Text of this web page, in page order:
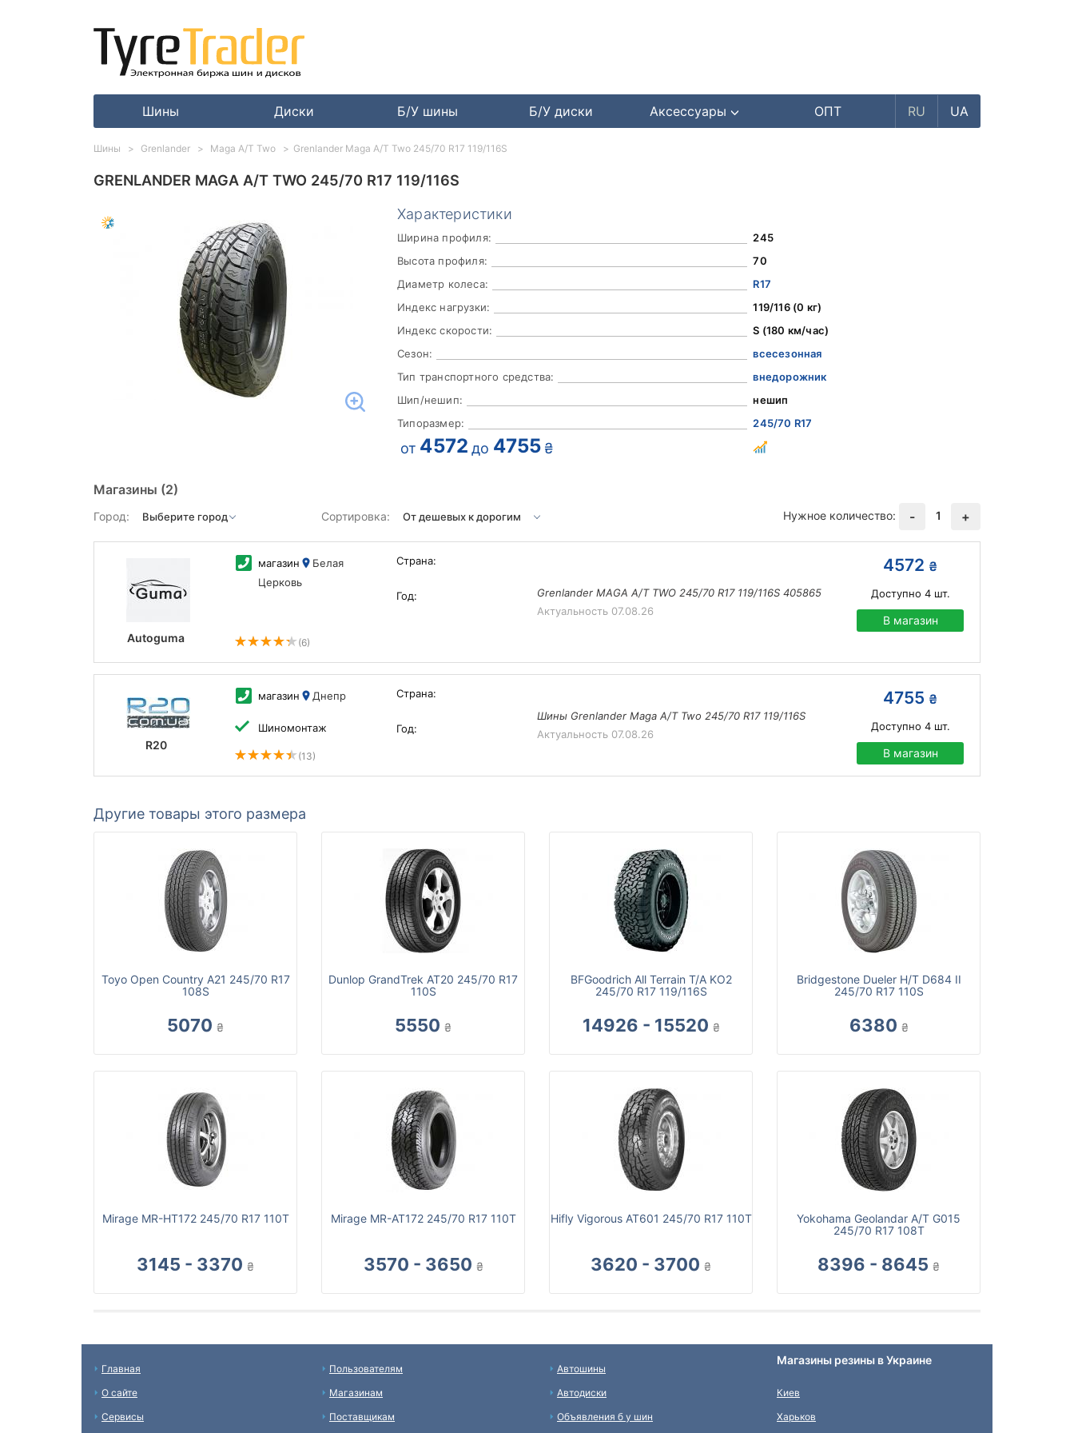
Шины Диски Б/У шины Б/У диски Аксессуары ОПТ RU UA
GRENLANDER MAGA A/T TWO 245/70 R17 119/116S
Характеристики
Ширина профиля:
245
Высота профиля:
70
Диаметр колеса:
R17
Индекс нагрузки:
119/116 (0 кг)
Индекс скорости:
S (180 км/час)
Сезон:
всесезонная
Тип транспортного средства:
внедорожник
Шип/нешип:
нешип
Типоразмер:
245/70 R17
от 4572 до 4755 ₴
Магазины (2)
Город: Сортировка: Нужное количество: - 1 +
Autoguma
магазин
Белая
Церковь
(6)
Страна:
Год:
Grenlander MAGA A/T TWO 245/70 R17 119/116S 405865
Актуальность 07.08.26
4572 ₴
Доступно 4шт.
В магазин
R20
магазин Днепр
Шиномонтаж
(13)
Страна:
Год:
Шины Grenlander Maga A/T Two 245/70 R17 119/116S
Актуальность 07.08.26
4755 ₴
Доступно 4шт.
В магазин
Другие товары этого размера
Toyo Open Country A21 245/70 R17
108S
5070 ₴
Dunlop GrandTrek AT20 245/70 R17
110S
5550 ₴
BFGoodrich All Terrain T/A KO2
245/70 R17 119/116S
14926 - 15520 ₴
Bridgestone Dueler H/T D684 II
245/70 R17 110S
6380 ₴
Mirage MR-HT172 245/70 R17 110T
3145 - 3370 ₴
Mirage MR-AT172 245/70 R17 110T
3570 - 3650 ₴
Hifly Vigorous AT601 245/70 R17 110T
3620 - 3700 ₴
Yokohama Geolandar A/T G015
245/70 R17 108T
8396 - 8645 ₴
Шины Grenlander Maga A/T Two Grenlander Maga A/T Two 245/70 R17 119/116S
Главная
О сайте
Сервисы
Пользователям
Магазинам
Поставщикам
Автошины
Автодиски
Объявления б у шин
Магазины резины в Украине
Киев
Харьков